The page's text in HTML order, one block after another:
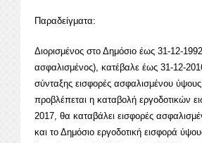
Παραδείγματα:
Διορισμένος στο Δημόσιο έως 31-12-
ασφαλισμένος), κατέβαλε έως 31-12-
σύνταξης εισφορές ασφαλισμένου
προβλέπεται η καταβολή εργοδοτικών
2017, θα καταβάλει εισφορές
και το Δημόσιο εργοδοτική εισφορά